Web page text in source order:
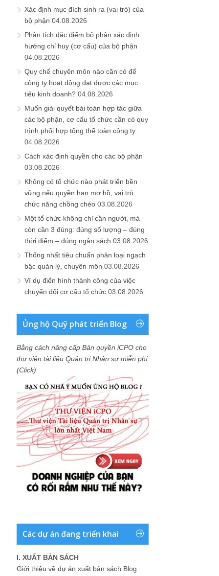
Xác định mục đích sinh ra (vai trò) của
bộ phận 04.08.2026
Phân tích đặc điểm bộ phận xác định
hướng chỉ huy (cơ cấu) của bộ phận
04.08.2026
Quy chế chuyên môn nào cần có để
công ty hoạt động đạt được các mục
tiêu kinh doanh? 04.08.2026
Muốn giải quyết bài toán hợp tác giữa
các bộ phận, cơ cấu tổ chức cần có quy
trình phối hợp tổng thể toàn công ty
04.08.2026
Cách xác định quyền cho các bộ phận
03.08.2026
Không có tổ chức nào phát triển bền
vững nếu quyền hạn mơ hồ, vai trò
chức năng chồng chéo 03.08.2026
Một tổ chức không chỉ cần người, mà
còn cần 3 đúng: đúng số lượng – đúng
thời điểm – đúng ngân sách 03.08.2026
Thống nhất tiêu chuẩn phân loại ngạch
bậc quản lý, chuyên môn 03.08.2026
Ví dụ điển hình thành công của việc
chuyển đổi cơ cấu tổ chức 03.08.2026
Ủng hộ Quỹ phát triển Blog
Bằng cách nâng cấp Bản quyền iCPO cho
thư viện tài liệu Quản trị Nhân sự miễn phí
(Click)
Các dự án đang triển khai
I. XUẤT BẢN SÁCH
Giới thiệu về dự án xuất bản sách Blog